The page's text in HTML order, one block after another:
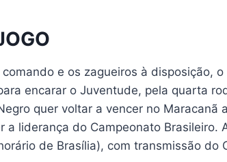
e os zagueiros à disposição,
encarar o Juventude, pela quarta
quer voltar a vencer no Maracanã
a liderança do Campeonato Brasileiro.
de Brasília), com transmissão do